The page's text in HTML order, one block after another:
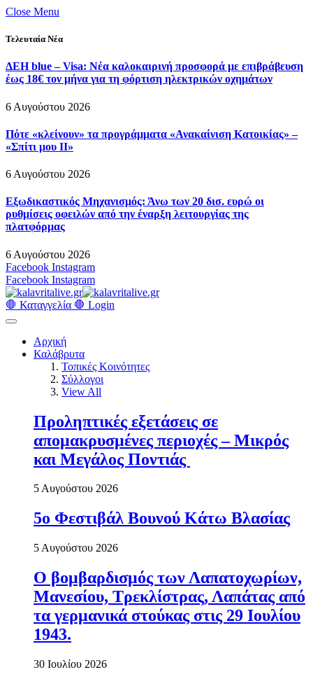
Close Menu
Τελευταία Νέα
ΔΕΗ blue – Visa: Νέα καλοκαιρινή προσφορά με επιβράβευση
έως 18€ τον μήνα για τη φόρτιση ηλεκτρικών οχημάτων
6 Αυγούστου 2026
Πότε «κλείνουν» τα προγράμματα «Ανακαίνιση Κατοικίας» –
«Σπίτι μου ΙΙ»
6 Αυγούστου 2026
Εξωδικαστικός Μηχανισμός: Άνω των 20 δισ. ευρώ οι
ρυθμίσεις οφειλών από την έναρξη λειτουργίας της
πλατφόρμας
6 Αυγούστου 2026
Facebook Instagram
Facebook Instagram
🛑 Καταγγελία 🛑 Login
Αρχική
Καλάβρυτα
Τοπικές Κοινότητες
Σύλλογοι
View All
Προληπτικές εξετάσεις σε
απομακρυσμένες περιοχές – Μικρός
και Μεγάλος Ποντιάς
5 Αυγούστου 2026
5ο Φεστιβάλ Βουνού Κάτω Βλασίας
5 Αυγούστου 2026
Ο βομβαρδισμός των Λαπατοχωρίων,
Μανεσίου, Τρεκλίστρας, Λαπάτας από
τα γερμανικά στούκας στις 29 Ιουλίου
1943.
30 Ιουλίου 2026